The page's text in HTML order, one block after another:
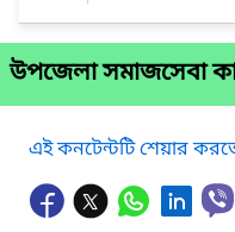
উপজেলা সমাজসেবা
এই কনটেন্টটি শেয়ার